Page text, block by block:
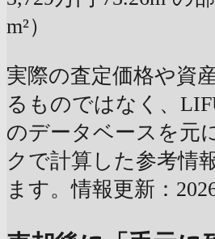
m²）
実際の査定価格や資
るものではなく、
のデータベースを元
クで計算した参考情
ます。情報更新：